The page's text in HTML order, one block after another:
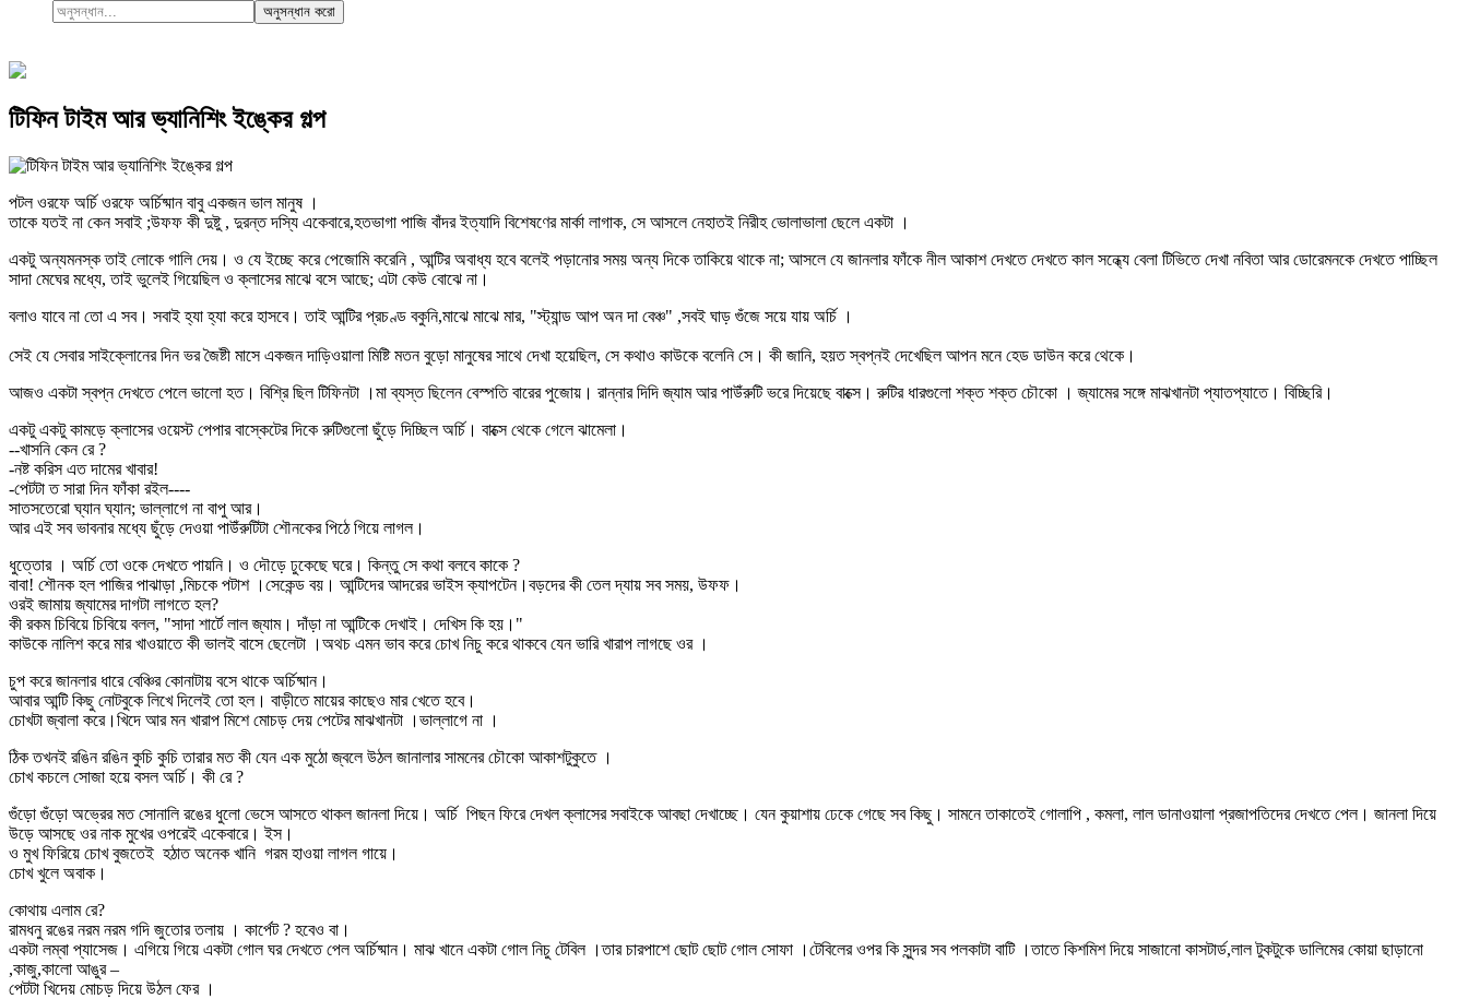
অনুসন্ধান করো
টিফিন টাইম আর ভ্যানিশিং ইঙ্কের গল্প
পটল ওরফে অর্চি ওরফে অর্চিষ্মান বাবু একজন ভাল মানুষ ।
তাকে যতই না কেন সবাই ;উফফ কী দুষ্টু , দুরন্ত দস্যি একেবারে,হতভাগা পাজি বাঁদর ইত্যাদি বিশেষণের মার্কা লাগাক, সে আসলে নেহাতই নিরীহ ভোলাভালা ছেলে একটা ।
একটু অন্যমনস্ক তাই লোকে গালি দেয়। ও যে ইচ্ছে করে পেজোমি করেনি , আন্টির অবাধ্য হবে বলেই পড়ানোর সময় অন্য দিকে তাকিয়ে থাকে না; আসলে যে জানলার ফাঁকে নীল আকাশ দেখতে দেখতে কাল সন্ধ্যে বেলা টিভিতে দেখা নবিতা আর ডোরেমনকে দেখতে পাচ্ছিল
সাদা মেঘের মধ্যে, তাই ভুলেই গিয়েছিল ও ক্লাসের মাঝে বসে আছে; এটা কেউ বোঝে না।
বলাও যাবে না তো এ সব। সবাই হ্যা হ্যা করে হাসবে। তাই আন্টির প্রচণ্ড বকুনি,মাঝে মাঝে মার, "স্ট্যান্ড আপ অন দা বেঞ্চ" ,সবই ঘাড় গুঁজে সয়ে যায় অর্চি ।
সেই যে সেবার সাইক্লোনের দিন ভর জৈষ্টী মাসে একজন দাড়িওয়ালা মিষ্টি মতন বুড়ো মানুষের সাথে দেখা হয়েছিল, সে কথাও কাউকে বলেনি সে। কী জানি, হয়ত স্বপ্নই দেখেছিল আপন মনে হেড ডাউন করে থেকে।
আজও একটা স্বপ্ন দেখতে পেলে ভালো হত। বিশ্রি ছিল টিফিনটা ।মা ব্যস্ত ছিলেন বেস্পতি বারের পুজোয়। রান্নার দিদি জ্যাম আর পাউঁরুটি ভরে দিয়েছে বাক্সে। রুটির ধারগুলো শক্ত শক্ত চৌকো । জ্যামের সঙ্গে মাঝখানটা প্যাতপ্যাতে। বিচ্ছিরি।
একটু একটু কামড়ে ক্লাসের ওয়েস্ট পেপার বাস্কেটের দিকে রুটিগুলো ছুঁড়ে দিচ্ছিল অর্চি। বাক্সে থেকে গেলে ঝামেলা।
--খাসনি কেন রে ?
-নষ্ট করিস এত দামের খাবার!
-পেটটা ত সারা দিন ফাঁকা রইল----
সাতসতেরো ঘ্যান ঘ্যান; ভাল্লাগে না বাপু আর।
আর এই সব ভাবনার মধ্যে ছুঁড়ে দেওয়া পাউঁরুটিটা শৌনকের পিঠে গিয়ে লাগল।
ধুত্তোর । অর্চি তো ওকে দেখতে পায়নি। ও দৌড়ে ঢুকেছে ঘরে। কিন্তু সে কথা বলবে কাকে ?
বাবা! শৌনক হল পাজির পাঝাড়া ,মিচকে পটাশ ।সেকেন্ড বয়। আন্টিদের আদরের ভাইস ক্যাপটেন।বড়দের কী তেল দ্যায় সব সময়, উফফ।
ওরই জামায় জ্যামের দাগটা লাগতে হল?
কী রকম চিবিয়ে চিবিয়ে বলল, "সাদা শার্টে লাল জ্যাম। দাঁড়া না আন্টিকে দেখাই। দেখিস কি হয়।"
কাউকে নালিশ করে মার খাওয়াতে কী ভালই বাসে ছেলেটা ।অথচ এমন ভাব করে চোখ নিচু করে থাকবে যেন ভারি খারাপ লাগছে ওর ।
চুপ করে জানলার ধারে বেঞ্চির কোনাটায় বসে থাকে অর্চিষ্মান।
আবার আন্টি কিছু নোটবুকে লিখে দিলেই তো হল। বাড়ীতে মায়ের কাছেও মার খেতে হবে।
চোখটা জ্বালা করে।খিদে আর মন খারাপ মিশে মোচড় দেয় পেটের মাঝখানটা ।ভাল্লাগে না ।
ঠিক তখনই রঙিন রঙিন কুচি কুচি তারার মত কী যেন এক মুঠো জ্বলে উঠল জানালার সামনের চৌকো আকাশটুকুতে ।
চোখ কচলে সোজা হয়ে বসল অর্চি। কী রে ?
গুঁড়ো গুঁড়ো অভ্রের মত সোনালি রঙের ধুলো ভেসে আসতে থাকল জানলা দিয়ে। অর্চি পিছন ফিরে দেখল ক্লাসের সবাইকে আবছা দেখাচ্ছে। যেন কুয়াশায় ঢেকে গেছে সব কিছু। সামনে তাকাতেই গোলাপি , কমলা, লাল ডানাওয়ালা প্রজাপতিদের দেখতে পেল। জানলা দিয়ে
উড়ে আসছে ওর নাক মুখের ওপরেই একেবারে। ইস।
ও মুখ ফিরিয়ে চোখ বুজতেই হঠাত অনেক খানি গরম হাওয়া লাগল গায়ে।
চোখ খুলে অবাক।
কোথায় এলাম রে?
রামধনু রঙের নরম নরম গদি জুতোর তলায় । কার্পেট ? হবেও বা।
একটা লম্বা প্যাসেজ। এগিয়ে গিয়ে একটা গোল ঘর দেখতে পেল অর্চিষ্মান। মাঝ খানে একটা গোল নিচু টেবিল ।তার চারপাশে ছোট ছোট গোল সোফা ।টেবিলের ওপর কি সুন্দর সব পলকাটা বাটি ।তাতে কিশমিশ দিয়ে সাজানো কাসটার্ড,লাল টুকটুকে ডালিমের কোয়া ছাড়ানো
,কাজু,কালো আঙুর –
পেটটা খিদেয় মোচড় দিয়ে উঠল ফের ।